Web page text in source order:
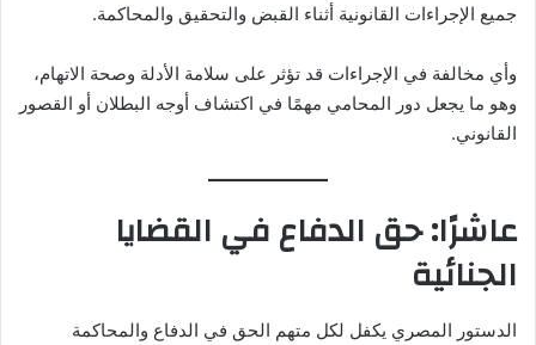
جميع الإجراءات القانونية أثناء القبض والتحقيق والمحاكمة.
وأي مخالفة في الإجراءات قد تؤثر على سلامة الأدلة وصحة الاتهام،
وهو ما يجعل دور المحامي مهمًا في اكتشاف أوجه البطلان أو القصور
القانوني.
عاشرًا: حق الدفاع في القضايا
الجنائية
الدستور المصري يكفل لكل متهم الحق في الدفاع والمحاكمة